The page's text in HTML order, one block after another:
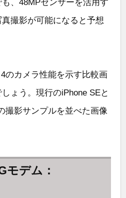
、48MPセンサーを活用す
撮影が可能になると予想
4のカメラ性能を示す比較画
ょう。現行のiPhone SEと
撮影サンプルを並べた画像
モデム：